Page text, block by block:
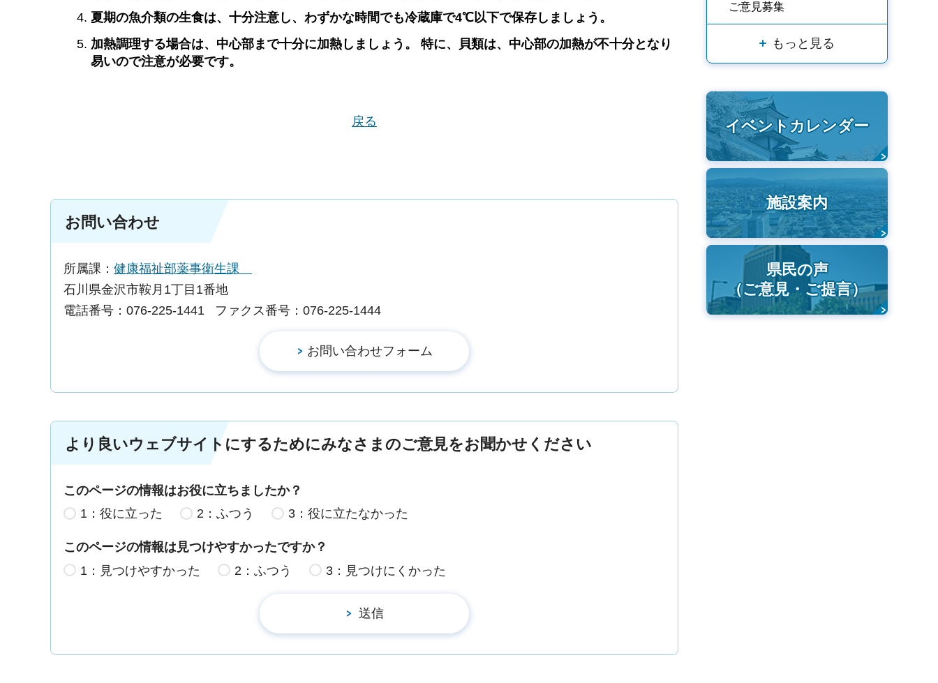
夏期の魚介類の生食は、十分注意し、わずかな時間でも冷蔵庫で4℃以下で保存しましょう。
加熱調理する場合は、中心部まで十分に加熱しましょう。 特に、貝類は、中心部の加熱が不十分となり
易いので注意が必要です。
戻る
お問い合わせ
所属課： 健康福祉部薬事衛生課
石川県金沢市鞍月1丁目1番地
電話番号：076-225-1441
ファクス番号：076-225-1444
より良いウェブサイトにするためにみなさまのご意見をお聞かせください
このページの情報はお役に立ちましたか？
1：役に立った
2：ふつう 3：役に立たなかった
このページの情報は見つけやすかったですか？
1：見つけやすかった
2：ふつう 3：見つけにくかった
ご意見募集
もっと見る
イベントカレンダー
施設案内
県民の声
（ご意見・ご提言）